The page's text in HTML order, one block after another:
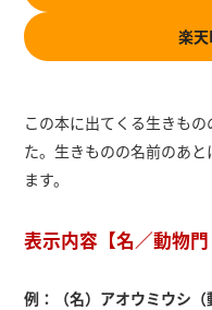
楽
この本に出てくる生きも
た。生きものの名前のあ
ます。
表示内容【名／動物門
例：（名）アオウミウシ